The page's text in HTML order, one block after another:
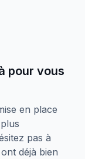
pour vous
en place
pas à
déjà bien